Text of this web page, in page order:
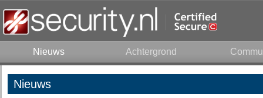
Nieuws Achtergrond
Nieuws